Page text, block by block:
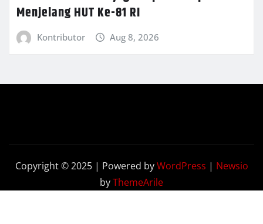
Menjelang HUT Ke-81 RI
Kontributor Aug 8, 2026
Copyright © 2025 | Powered byWordPress | Newsio
byThemeArile